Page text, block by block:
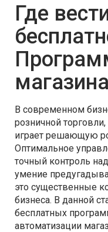
Где
магазина
В современном
розничной
играет решающую
Оптимальное
точный контроль
умение
это существенные
бизнеса. В данной
бесплатных
автоматизации